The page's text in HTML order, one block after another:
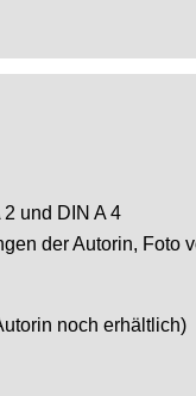
und DIN A 4
der Autorin, Foto
noch erhältlich)